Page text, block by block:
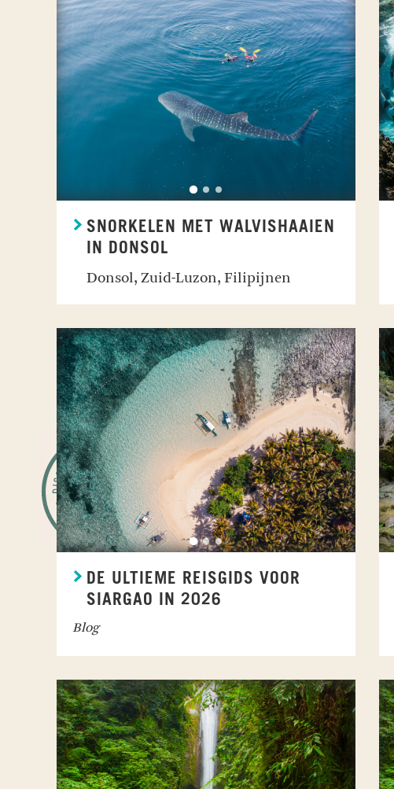
SNORKELEN MET WALVISHAAIEN
IN DONSOL
Donsol, Zuid-Luzon, Filipijnen
DE ULTIEME REISGIDS VOOR
SIARGAO IN 2026
Blog